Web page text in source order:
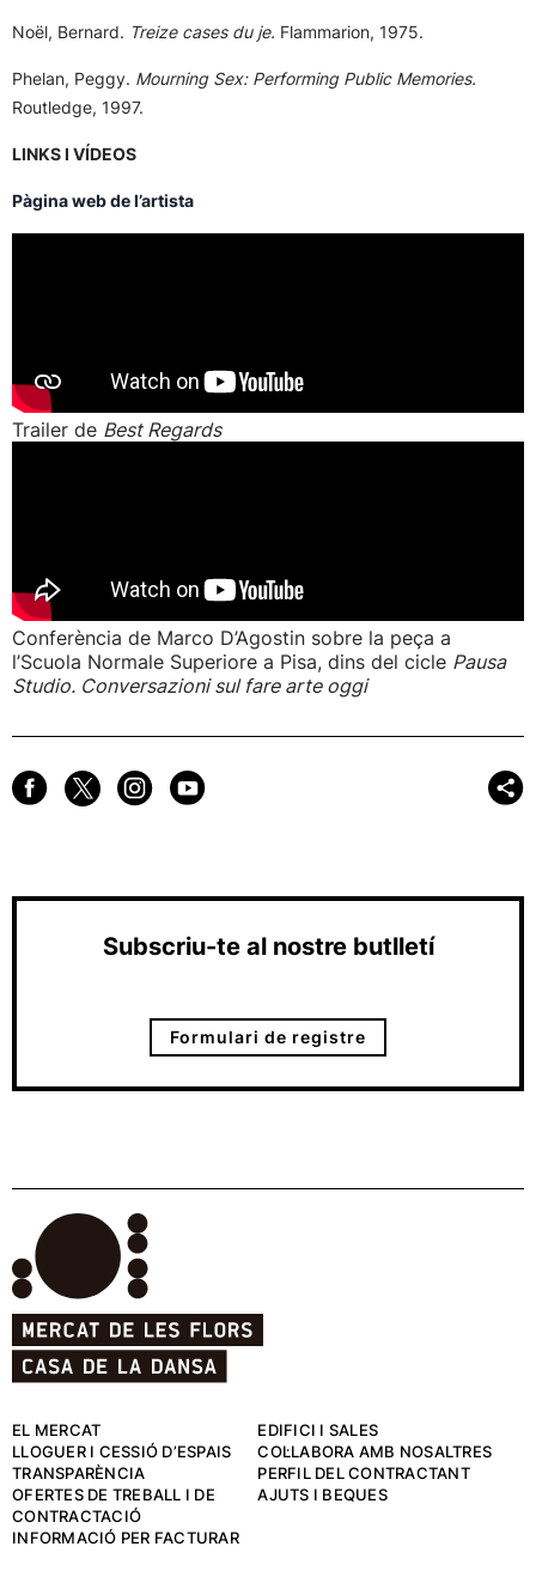
Noël, Bernard. Treize cases du je. Flammarion, 1975.
Phelan, Peggy. Mourning Sex: Performing Public Memories.
Routledge, 1997.
LINKS I VÍDEOS
Pàgina web de l’artista
Trailer de Best Regards
Conferència de Marco D’Agostin sobre la peça a
l’Scuola Normale Superiore a Pisa, dins del cicle Pausa
Studio. Conversazioni sul fare arte oggi
Subscriu-te al nostre butlletí
Formulari de registre
EL MERCAT
EDIFICI I SALES
LLOGUER I CESSIÓ D’ESPAIS
COL·LABORA AMB NOSALTRES
TRANSPARÈNCIA
PERFIL DEL CONTRACTANT
OFERTES DE TREBALL I DE
CONTRACTACIÓ
AJUTS I BEQUES
INFORMACIÓ PER FACTURAR